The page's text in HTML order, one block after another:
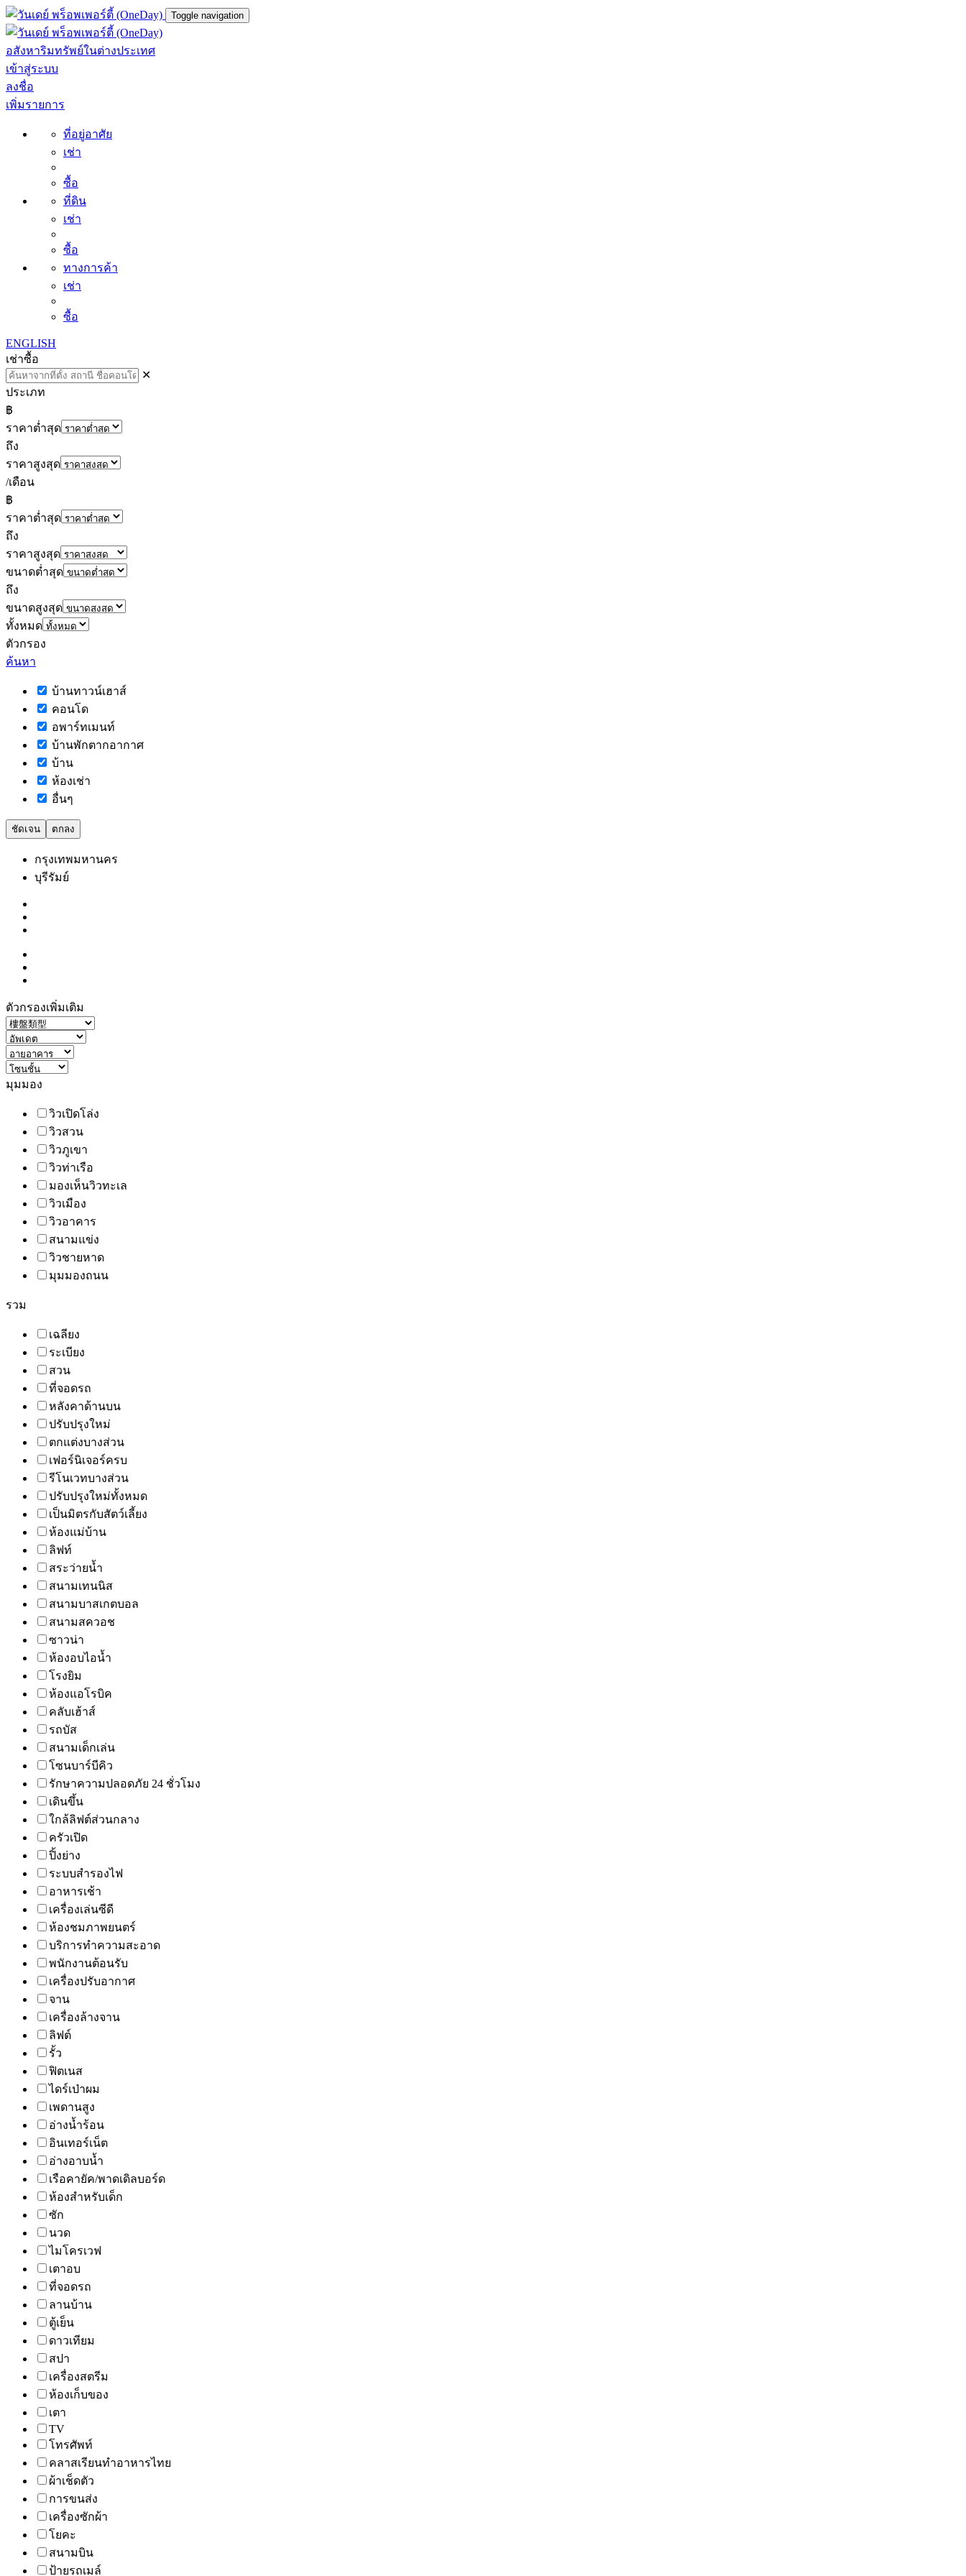
Toggle navigation
อสังหาริมทรัพย์ในต่างประเทศ
เข้าสู่ระบบ
ลงชื่อ
เพิ่มรายการ
ที่อยู่อาศัย
เช่า
ซื้อ
ที่ดิน
เช่า
ซื้อ
ทางการค้า
เช่า
ซื้อ
ENGLISH
เช่าซื้อ
✕
ประเภท
฿
ราคาต่ำสุด
ถึง
ราคาสูงสุด
/เดือน
฿
ราคาต่ำสุด
ถึง
ราคาสูงสุด
ขนาดต่ำสุด
ถึง
ขนาดสูงสุด
ทั้งหมด
ตัวกรอง
ค้นหา
บ้านทาวน์เฮาส์
คอนโด
อพาร์ทเมนท์
บ้านพักตากอากาศ
บ้าน
ห้องเช่า
อื่นๆ
ชัดเจน ตกลง
กรุงเทพมหานคร
บุรีรัมย์
ตัวกรองเพิ่มเติม
มุมมอง
วิวเปิดโล่ง
วิวสวน
วิวภูเขา
วิวท่าเรือ
มองเห็นวิวทะเล
วิวเมือง
วิวอาคาร
สนามแข่ง
วิวชายหาด
มุมมองถนน
รวม
เฉลียง
ระเบียง
สวน
ที่จอดรถ
หลังคาด้านบน
ปรับปรุงใหม่
ตกแต่งบางส่วน
เฟอร์นิเจอร์ครบ
รีโนเวทบางส่วน
ปรับปรุงใหม่ทั้งหมด
เป็นมิตรกับสัตว์เลี้ยง
ห้องแม่บ้าน
ลิฟท์
สระว่ายน้ำ
สนามเทนนิส
สนามบาสเกตบอล
สนามสควอช
ซาวน่า
ห้องอบไอน้ำ
โรงยิม
ห้องแอโรบิค
คลับเฮ้าส์
รถบัส
สนามเด็กเล่น
โซนบาร์บีคิว
รักษาความปลอดภัย 24 ชั่วโมง
เดินขึ้น
ใกล้ลิฟต์ส่วนกลาง
ครัวเปิด
ปิ้งย่าง
ระบบสำรองไฟ
อาหารเช้า
เครื่องเล่นซีดี
ห้องชมภาพยนตร์
บริการทำความสะอาด
พนักงานต้อนรับ
เครื่องปรับอากาศ
จาน
เครื่องล้างจาน
ลิฟต์
รั้ว
ฟิตเนส
ไดร์เป่าผม
เพดานสูง
อ่างน้ำร้อน
อินเทอร์เน็ต
อ่างอาบน้ำ
เรือคายัค/พาดเดิลบอร์ด
ห้องสำหรับเด็ก
ซัก
นวด
ไมโครเวฟ
เตาอบ
ที่จอดรถ
ลานบ้าน
ตู้เย็น
ดาวเทียม
สปา
เครื่องสตรีม
ห้องเก็บของ
เตา
TV
โทรศัพท์
คลาสเรียนทำอาหารไทย
ผ้าเช็ดตัว
การขนส่ง
เครื่องซักผ้า
โยคะ
สนามบิน
ป้ายรถเมล์